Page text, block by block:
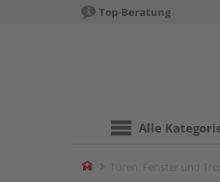
Top-Beratung
Alle
Home